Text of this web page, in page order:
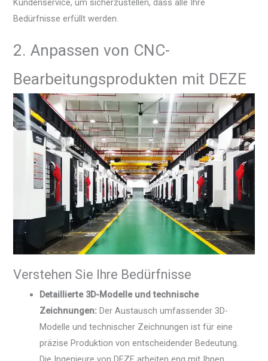
Kundenservice, um sicherzustellen, dass alle Ihre
Bedürfnisse erfüllt werden.
2. Anpassen von CNC-
Bearbeitungsprodukten mit DEZE
Verstehen Sie Ihre Bedürfnisse
Detaillierte 3D-Modelle und technische
Zeichnungen: Der Austausch umfassender 3D-
Modelle und technischer Zeichnungen ist für eine
präzise Produktion von entscheidender Bedeutung.